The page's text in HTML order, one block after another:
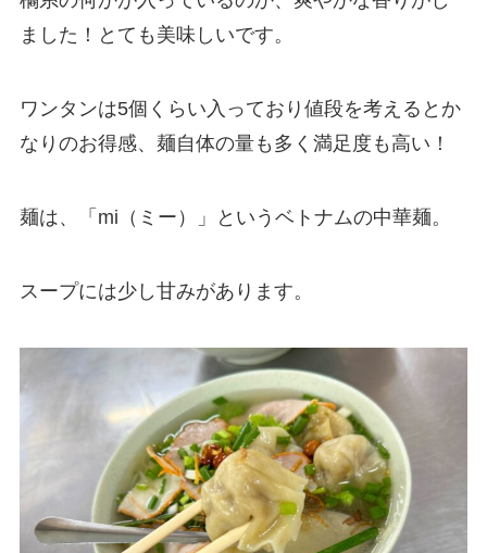
ました！とても美味しいです。
ワンタンは5個くらい入っており値段を考えるとか
なりのお得感、麺自体の量も多く満足度も高い！
麺は、「mi（ミー）」というベトナムの中華麺。
スープには少し甘みがあります。